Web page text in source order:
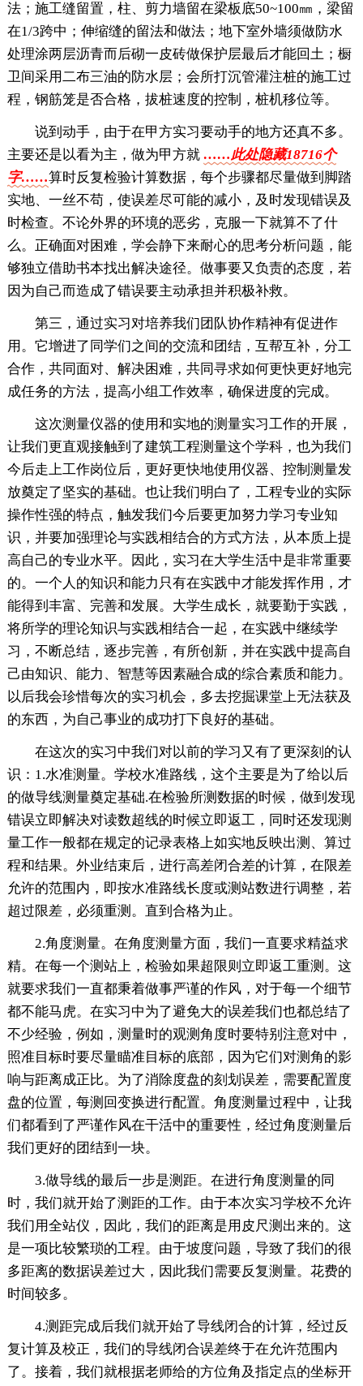
法；施工缝留置，柱、剪力墙留在梁板底50~100㎜，梁留
在1/3跨中；伸缩缝的留法和做法；地下室外墙须做防水
处理涂两层沥青而后砌一皮砖做保护层最后才能回土；橱
卫间采用二布三油的防水层；会所打沉管灌注桩的施工过
程，钢筋笼是否合格，拔桩速度的控制，桩机移位等。
说到动手，由于在甲方实习要动手的地方还真不多。
主要还是以看为主，做为甲方就 ……此处隐藏18716个
字……算时反复检验计算数据，每个步骤都尽量做到脚踏
实地、一丝不苟，使误差尽可能的减小，及时发现错误及
时检查。不论外界的环境的恶劣，克服一下就算不了什
么。正确面对困难，学会静下来耐心的思考分析问题，能
够独立借助书本找出解决途径。做事要又负责的态度，若
因为自己而造成了错误要主动承担并积极补救。
第三，通过实习对培养我们团队协作精神有促进作
用。它增进了同学们之间的交流和团结，互帮互补，分工
合作，共同面对、解决困难，共同寻求如何更快更好地完
成任务的方法，提高小组工作效率，确保进度的完成。
这次测量仪器的使用和实地的测量实习工作的开展，
让我们更直观接触到了建筑工程测量这个学科，也为我们
今后走上工作岗位后，更好更快地使用仪器、控制测量发
放奠定了坚实的基础。也让我们明白了，工程专业的实际
操作性强的特点，触发我们今后要更加努力学习专业知
识，并要加强理论与实践相结合的方式方法，从本质上提
高自己的专业水平。因此，实习在大学生活中是非常重要
的。一个人的知识和能力只有在实践中才能发挥作用，才
能得到丰富、完善和发展。大学生成长，就要勤于实践，
将所学的理论知识与实践相结合一起，在实践中继续学
习，不断总结，逐步完善，有所创新，并在实践中提高自
己由知识、能力、智慧等因素融合成的综合素质和能力。
以后我会珍惜每次的实习机会，多去挖掘课堂上无法获及
的东西，为自己事业的成功打下良好的基础。
在这次的实习中我们对以前的学习又有了更深刻的认
识：1.水准测量。学校水准路线，这个主要是为了给以后
的做导线测量奠定基础.在检验所测数据的时候，做到发现
错误立即解决对读数超线的时候立即返工，同时还发现测
量工作一般都在规定的记录表格上如实地反映出测、算过
程和结果。外业结束后，进行高差闭合差的计算，在限差
允许的范围内，即按水准路线长度或测站数进行调整，若
超过限差，必须重测。直到合格为止。
2.角度测量。在角度测量方面，我们一直要求精益求
精。在每一个测站上，检验如果超限则立即返工重测。这
就要求我们一直都秉着做事严谨的作风，对于每一个细节
都不能马虎。在实习中为了避免大的误差我们也都总结了
不少经验，例如，测量时的观测角度时要特别注意对中，
照准目标时要尽量瞄准目标的底部，因为它们对测角的影
响与距离成正比。为了消除度盘的刻划误差，需要配置度
盘的位置，每测回变换进行配置。角度测量过程中，让我
们都看到了严谨作风在干活中的重要性，经过角度测量后
我们更好的团结到一块。
3.做导线的最后一步是测距。在进行角度测量的同
时，我们就开始了测距的工作。由于本次实习学校不允许
我们用全站仪，因此，我们的距离是用皮尺测出来的。这
是一项比较繁琐的工程。由于坡度问题，导致了我们的很
多距离的数据误差过大，因此我们需要反复测量。花费的
时间较多。
4.测距完成后我们就开始了导线闭合的计算，经过反
复计算及校正，我们的导线闭合误差终于在允许范围内
了。接着，我们就根据老师给的方位角及指定点的坐标开